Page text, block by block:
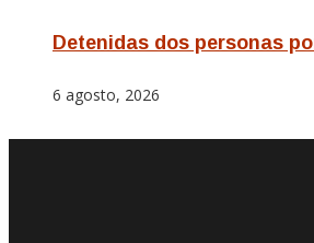
Detenidas dos personas
6 agosto, 2026